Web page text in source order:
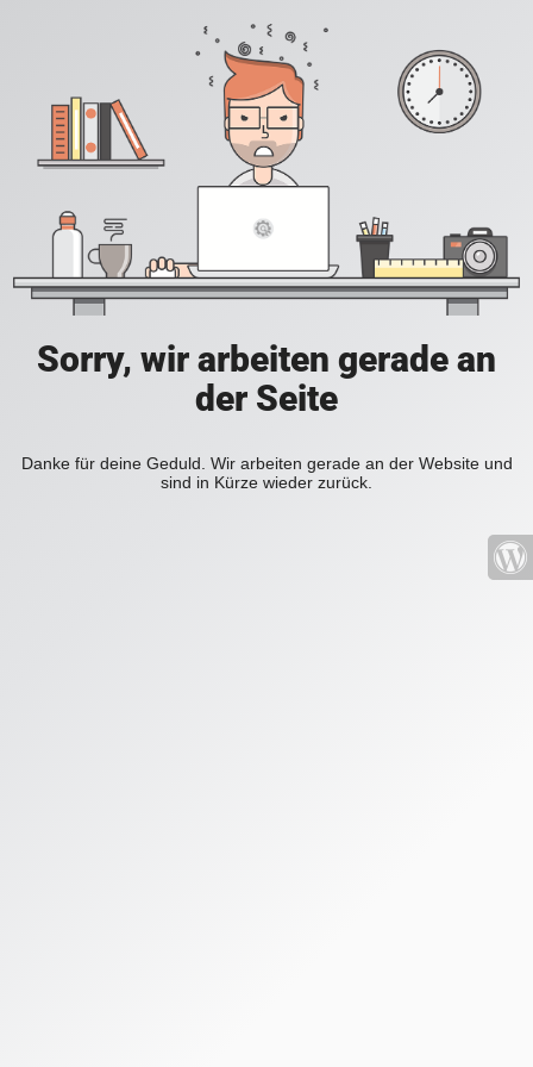
Sorry, wir arbeiten gerade an
der Seite
Danke für deine Geduld. Wir arbeiten gerade an der Website und
sind in Kürze wieder zurück.